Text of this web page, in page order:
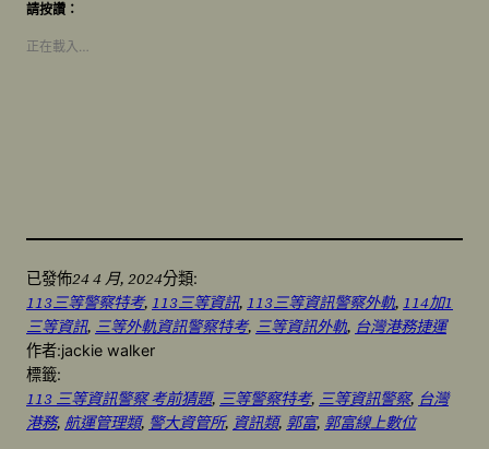
請按讚：
正在載入…
已發佈24 4 月, 2024分類:
113三等警察特考, 113三等資訊, 113三等資訊警察外軌, 114加1
三等資訊, 三等外軌資訊警察特考, 三等資訊外軌, 台灣港務捷運
作者:jackie walker
標籤:
113 三等資訊警察 考前猜題, 三等警察特考, 三等資訊警察, 台灣
港務, 航運管理類, 警大資管所, 資訊類, 郭富, 郭富線上數位